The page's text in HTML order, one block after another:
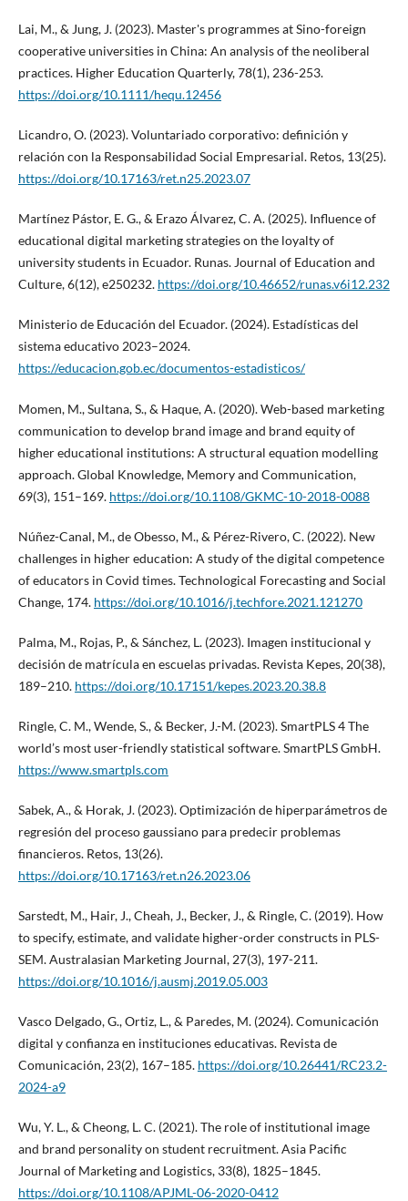
Lai, M., & Jung, J. (2023). Master's programmes at Sino-foreign
cooperative universities in China: An analysis of the neoliberal
practices. Higher Education Quarterly, 78(1), 236-253.
https://doi.org/10.1111/hequ.12456
Licandro, O. (2023). Voluntariado corporativo: definición y
relación con la Responsabilidad Social Empresarial. Retos, 13(25).
https://doi.org/10.17163/ret.n25.2023.07
Martínez Pástor, E. G., & Erazo Álvarez, C. A. (2025). Influence of
educational digital marketing strategies on the loyalty of
university students in Ecuador. Runas. Journal of Education and
Culture, 6(12), e250232. https://doi.org/10.46652/runas.v6i12.232
Ministerio de Educación del Ecuador. (2024). Estadísticas del
sistema educativo 2023–2024.
https://educacion.gob.ec/documentos-estadisticos/
Momen, M., Sultana, S., & Haque, A. (2020). Web-based marketing
communication to develop brand image and brand equity of
higher educational institutions: A structural equation modelling
approach. Global Knowledge, Memory and Communication,
69(3), 151–169. https://doi.org/10.1108/GKMC-10-2018-0088
Núñez-Canal, M., de Obesso, M., & Pérez-Rivero, C. (2022). New
challenges in higher education: A study of the digital competence
of educators in Covid times. Technological Forecasting and Social
Change, 174. https://doi.org/10.1016/j.techfore.2021.121270
Palma, M., Rojas, P., & Sánchez, L. (2023). Imagen institucional y
decisión de matrícula en escuelas privadas. Revista Kepes, 20(38),
189–210. https://doi.org/10.17151/kepes.2023.20.38.8
Ringle, C. M., Wende, S., & Becker, J.-M. (2023). SmartPLS 4 The
world’s most user-friendly statistical software. SmartPLS GmbH.
https://www.smartpls.com
Sabek, A., & Horak, J. (2023). Optimización de hiperparámetros de
regresión del proceso gaussiano para predecir problemas
financieros. Retos, 13(26).
https://doi.org/10.17163/ret.n26.2023.06
Sarstedt, M., Hair, J., Cheah, J., Becker, J., & Ringle, C. (2019). How
to specify, estimate, and validate higher-order constructs in PLS-
SEM. Australasian Marketing Journal, 27(3), 197-211.
https://doi.org/10.1016/j.ausmj.2019.05.003
Vasco Delgado, G., Ortiz, L., & Paredes, M. (2024). Comunicación
digital y confianza en instituciones educativas. Revista de
Comunicación, 23(2), 167–185. https://doi.org/10.26441/RC23.2-
2024-a9
Wu, Y. L., & Cheong, L. C. (2021). The role of institutional image
and brand personality on student recruitment. Asia Pacific
Journal of Marketing and Logistics, 33(8), 1825–1845.
https://doi.org/10.1108/APJML-06-2020-0412